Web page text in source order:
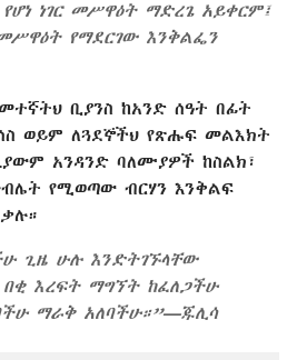
ነገር መሥዋዕት ማድረጌ አይቀርም፤
የማደርገው እንቅልፌን
ቢያንስ ከአንድ ሰዓት በፊት
ወይም ለጓደኞችህ የጽሑፍ መልእክት
አንዳንድ ባለሙያዎች ከስልክ፣
የሚወጣው ብርሃን እንቅልፍ
ጊዜ ሁሉ እንድትገኙላቸው
እረፍት ማግኘት ከፈለጋችሁ
ማራቅ አለባችሁ።”—ጁሊሳ